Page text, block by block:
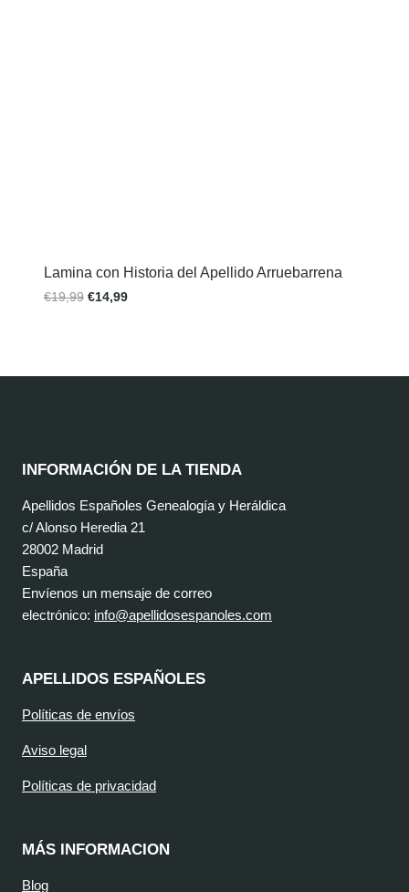
Lamina con Historia del Apellido Arruebarrena
€19,99 €14,99
INFORMACIÓN DE LA TIENDA
Apellidos Españoles Genealogía y Heráldica
c/ Alonso Heredia 21
28002 Madrid
España
Envíenos un mensaje de correo
electrónico: info@apellidosespanoles.com
APELLIDOS ESPAÑOLES
Políticas de envíos
Aviso legal
Políticas de privacidad
MÁS INFORMACION
Blog